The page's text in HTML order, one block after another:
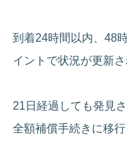
到着24時間以内、48
イントで状況が更新さ
21日経過しても発見
全額補償手続きに移行